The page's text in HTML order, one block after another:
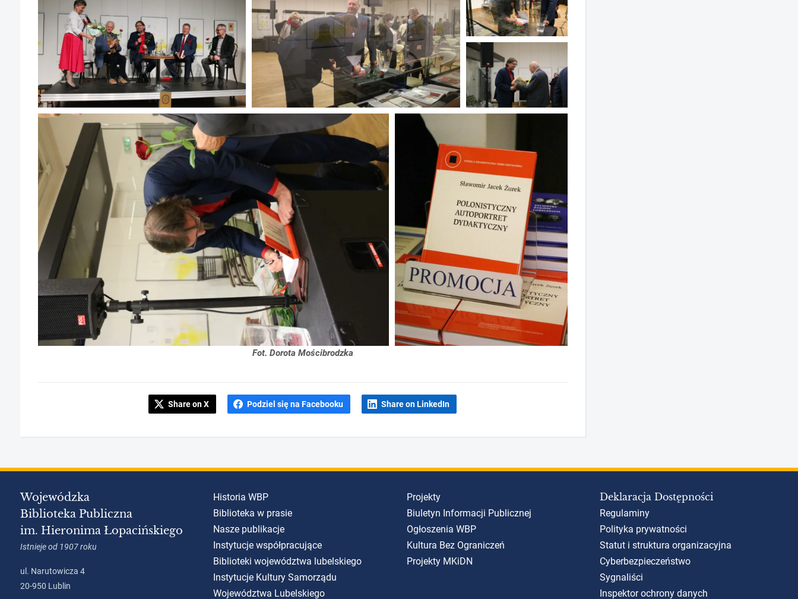
Fot. Dorota Mościbrodzka
Share on X Podziel się na Facebooku Share on LinkedIn
Wojewódzka
Biblioteka Publiczna
im. Hieronima Łopacińskiego
Istnieje od 1907 roku
ul. Narutowicza 4
20-950 Lublin
Historia WBP
Biblioteka w prasie
Nasze publikacje
Instytucje współpracujące
Biblioteki województwa lubelskiego
Instytucje Kultury Samorządu
Województwa Lubelskiego
Projekty
Biuletyn Informacji Publicznej
Ogłoszenia WBP
Kultura Bez Ograniczeń
Projekty MKiDN
Deklaracja Dostępności
Regulaminy
Polityka prywatności
Statut i struktura organizacyjna
Cyberbezpieczeństwo
Sygnaliści
Inspektor ochrony danych